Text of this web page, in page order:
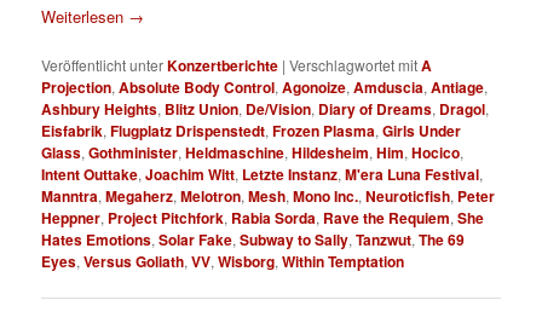
Weiterlesen →
Veröffentlicht unterKonzertberichte |Verschlagwortet mitA
Projection,Absolute Body Control,Agonoize,Amduscia,Antiage,
Ashbury Heights, Blitz Union, De/Vision, Diary of Dreams, Dragol,
Eisfabrik,Flugplatz Drispenstedt,Frozen Plasma,Girls Under
Glass,Gothminister,Heldmaschine,Hildesheim,Him,Hocico,
Intent Outtake,Joachim Witt, Letzte Instanz,M'era Luna Festival,
Manntra,Megaherz,Melotron,Mesh,Mono Inc.,Neuroticfish, Peter
Heppner, Project Pitchfork, Rabia Sorda, Rave the Requiem,She
Hates Emotions,Solar Fake,Subway to Sally,Tanzwut,The 69
Eyes,Versus Goliath,VV,Wisborg,Within Temptation